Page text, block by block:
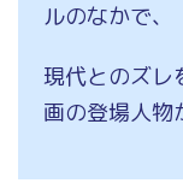
ルのなかで、
現代とのズレ
画の登場人